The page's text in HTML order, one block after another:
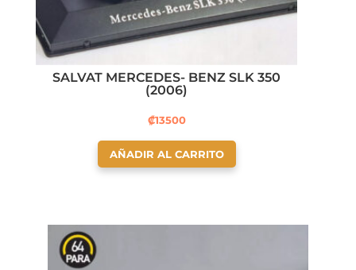
SALVAT MERCEDES- BENZ SLK 350
(2006)
₡13500
AÑADIR AL CARRITO